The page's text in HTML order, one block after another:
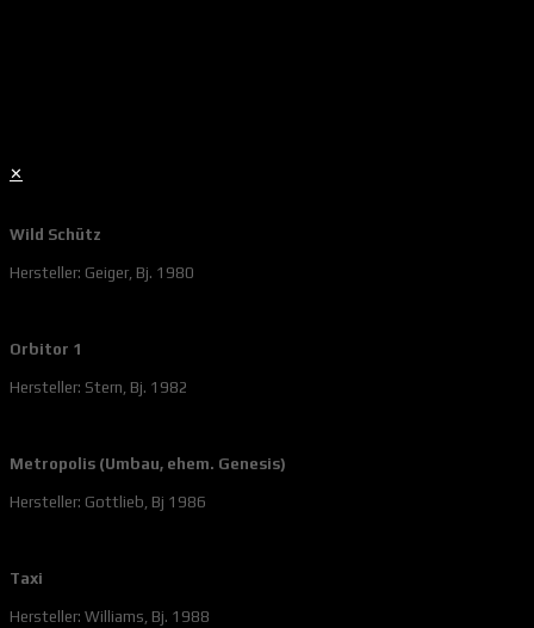
✕
Wild Schütz
Hersteller: Geiger, Bj. 1980
Orbitor 1
Hersteller: Stern, Bj. 1982
Metropolis (Umbau, ehem. Genesis)
Hersteller: Gottlieb, Bj 1986
Taxi
Hersteller: Williams, Bj. 1988